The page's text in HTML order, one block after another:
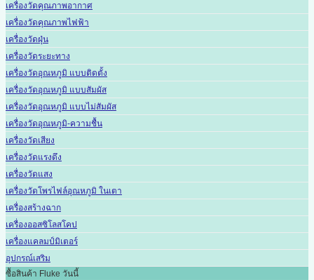
เครื่องวัดคุณภาพอากาศ
เครื่องวัดคุณภาพไฟฟ้า
เครื่องวัดฝุ่น
เครื่องวัดระยะทาง
เครื่องวัดอุณหภูมิ แบบติดตั้ง
เครื่องวัดอุณหภูมิ แบบสัมผัส
เครื่องวัดอุณหภูมิ แบบไม่สัมผัส
เครื่องวัดอุณหภูมิ-ความชื้น
เครื่องวัดเสียง
เครื่องวัดแรงดึง
เครื่องวัดแสง
เครื่องวัดโพรไฟล์อุณหภูมิ ในเตา
เครื่องสร้างฉาก
เครื่องออสซิโลสโคป
เครื่องแคลมป์มิเตอร์
อุปกรณ์เสริม
ซื้อสินค้า Fluke วันนี้